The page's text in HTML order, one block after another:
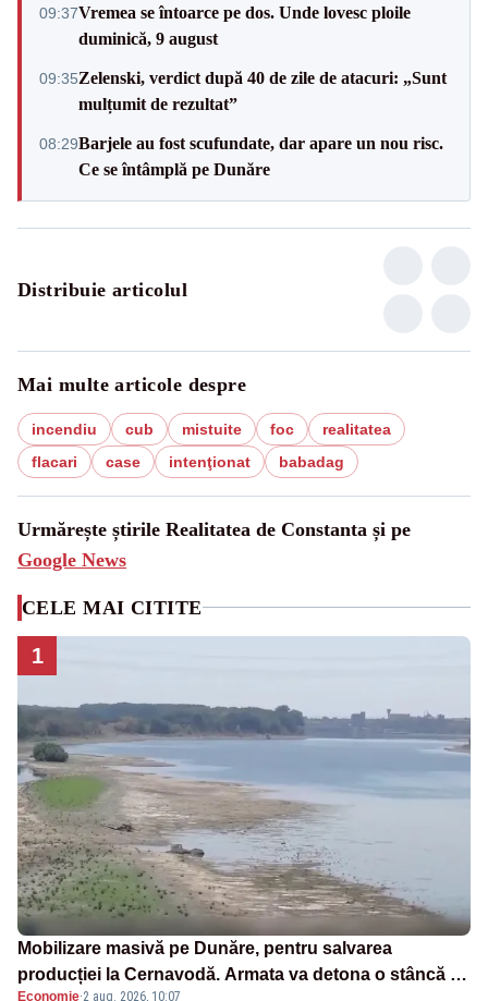
09:37Vremea se întoarce pe dos. Unde lovesc ploile
duminică, 9 august
09:35Zelenski, verdict după 40 de zile de atacuri: „Sunt
mulțumit de rezultat”
08:29Barjele au fost scufundate, dar apare un nou risc.
Ce se întâmplă pe Dunăre
Distribuie articolul
Mai multe articole despre
incendiu cub mistuite foc
realitatea
flacari
case intenţionat babadag
Urmărește știrile Realitatea de Constanta și pe
Google News
CELE MAI CITITE
1
Mobilizare masivă pe Dunăre, pentru salvarea
producției la Cernavodă. Armata va detona o stâncă și
Economie·2 aug. 2026, 10:07